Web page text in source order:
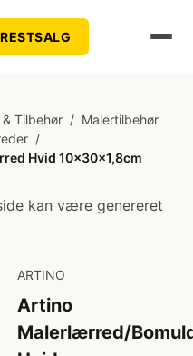
RESTSALG
Tilbehør / Malertilbehør
/
Hvid 10x30x1,8cm
kan være genereret
ARTINO
Artino
Malerlærred/